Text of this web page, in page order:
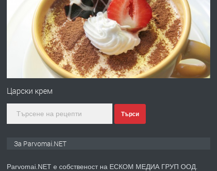
Работа за общи работници
преди 1 година
Първи поход "По стъпките на Ангел
Царски крем
Търси
За Parvomai.NET
Parvomai.NET е собственост на ЕСКОМ МЕДИА ГРУП ООД.